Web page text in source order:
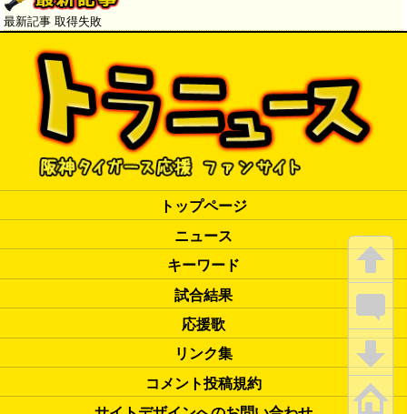
最新記事 取得失敗
トップページ
ニュース
キーワード
試合結果
応援歌
リンク集
コメント投稿規約